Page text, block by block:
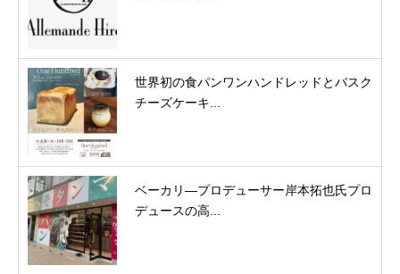
世界初の食パンワンハンドレッドとバスク
チーズケーキ...
ベーカリ―プロデューサー岸本拓也氏プロ
デュースの高...